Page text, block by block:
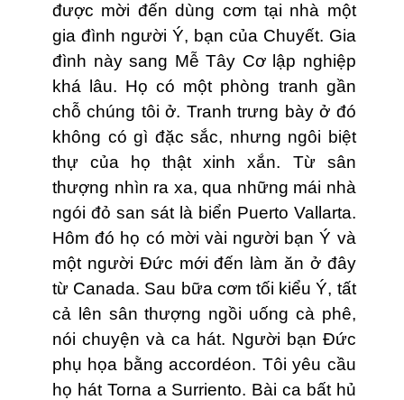
được mời đến dùng cơm tại nhà một
gia đình người Ý, bạn của Chuyết. Gia
đình này sang Mễ Tây Cơ lập nghiệp
khá lâu. Họ có một phòng tranh gần
chỗ chúng tôi ở. Tranh trưng bày ở đó
không có gì đặc sắc, nhưng ngôi biệt
thự của họ thật xinh xắn. Từ sân
thượng nhìn ra xa, qua những mái nhà
ngói đỏ san sát là biển Puerto Vallarta.
Hôm đó họ có mời vài người bạn Ý và
một người Ðức mới đến làm ăn ở đây
từ Canada. Sau bữa cơm tối kiểu Ý, tất
cả lên sân thượng ngồi uống cà phê,
nói chuyện và ca hát. Người bạn Ðức
phụ họa bằng accordéon. Tôi yêu cầu
họ hát Torna a Surriento. Bài ca bất hủ